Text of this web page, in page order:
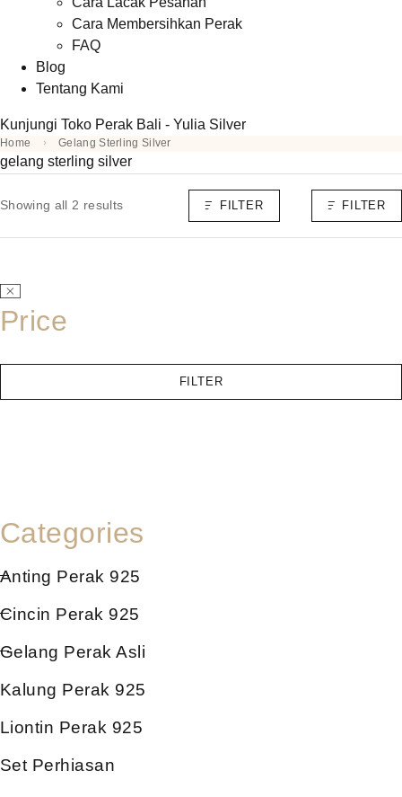
Cara Membersihkan Perak
FAQ
Blog
Tentang Kami
Kunjungi Toko Perak Bali - Yulia Silver
Home Gelang Sterling Silver
gelang sterling silver
Showing all 2 results FILTER FILTER
Price
FILTER
Categories
Anting Perak 925
Cincin Perak 925
Gelang Perak Asli
Kalung Perak 925
Liontin Perak 925
Set Perhiasan